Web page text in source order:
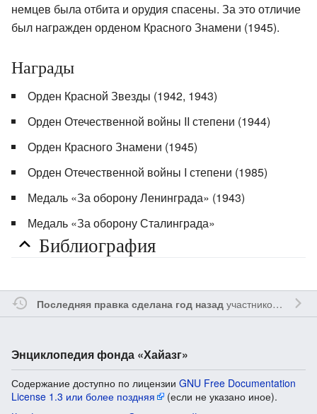
немцев была отбита и орудия спасены. За это отличие
был награжден орденом Красного Знамени (1945).
Награды
Орден Красной Звезды (1942, 1943)
Орден Отечественной войны II степени (1944)
Орден Красного Знамени (1945)
Орден Отечественной войны I степени (1985)
Медаль «За оборону Ленинграда» (1943)
Медаль «За оборону Сталинграда»‎
Библиография
Последняя правка сделана год назадучастником
Энциклопедия фонда «Хайазг»
Содержание доступно по лицензии GNU Free Documentation
License 1.3 или более поздняя
(если не указано иное).